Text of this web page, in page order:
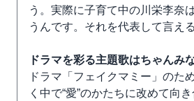
う。実際に子育て中の川栄李奈
うんです。それを代表して言え
ドラマを彩る主題歌はちゃんみ
ドラマ「フェイクマミー」のた
く中で“愛”のかたちに改めて向